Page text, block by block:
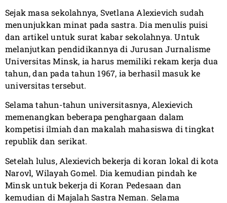
Sejak masa sekolahnya, Svetlana Alexievich sudah
menunjukkan minat pada sastra. Dia menulis puisi
dan artikel untuk surat kabar sekolahnya. Untuk
melanjutkan pendidikannya di Jurusan Jurnalisme
Universitas Minsk, ia harus memiliki rekam kerja dua
tahun, dan pada tahun 1967, ia berhasil masuk ke
universitas tersebut.
Selama tahun-tahun universitasnya, Alexievich
memenangkan beberapa penghargaan dalam
kompetisi ilmiah dan makalah mahasiswa di tingkat
republik dan serikat.
Setelah lulus, Alexievich bekerja di koran lokal di kota
Narovl, Wilayah Gomel. Dia kemudian pindah ke
Minsk untuk bekerja di Koran Pedesaan dan
kemudian di Majalah Sastra Neman. Selama